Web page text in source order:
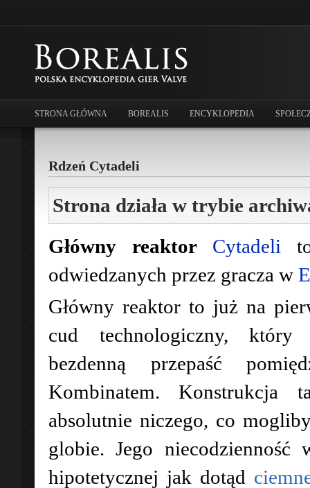
STRONA GŁÓWNA BOREALIS ENCYKLOPEDIA
Rdzeń Cytadeli
Strona działa w trybie
Główny reaktor
Cytadeli
odwiedzanych przez gracza w
Główny reaktor to już na
cud technologiczny, który
bezdenną przepaść
Kombinatem. Konstrukcja
absolutnie niczego, co
globie. Jego
hipotetycznej jak dotąd